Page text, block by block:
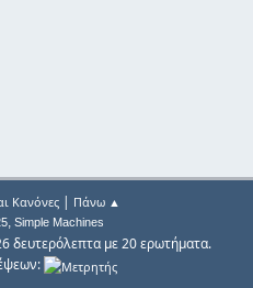
Κανόνες| Πάνω ▲
, Simple Machines
δευτερόλεπτα με 20 ερωτήματα.